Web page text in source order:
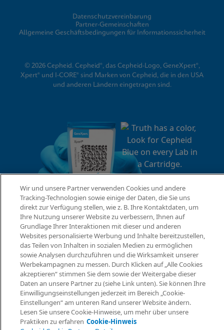
Datenschutzvereinbarung
Partner-Gemeinschaften
Allgemeine Geschäftsbedingungen für Informationssicherheit
© 2026 Cepheid. Cepheid®, das Cepheid-Logo, GeneXpert®,
Xpert® und I-CORE® sind Marken von Cepheid, die in den USA
und anderen Ländern eingetragen sind.
Wir und unsere Partner verwenden Cookies und andere
Tracking-Technologien sowie einige der Daten, die Sie uns
direkt zur Verfügung stellen, wie z. B. Ihre Kontaktdaten, um
Ihre Nutzung unserer Website zu verbessern, Ihnen auf
Grundlage Ihrer Interaktionen mit dieser und anderen
Websites personalisierte Werbung und Inhalte bereitzustellen,
das Teilen von Inhalten in sozialen Medien zu ermöglichen
sowie Analysen durchzuführen und die Wirksamkeit unserer
Werbekampagnen zu messen. Durch Klicken auf „Alle Cookies
akzeptieren“ stimmen Sie dem sowie der Weitergabe dieser
Daten an unsere Partner zu (siehe Link unten). Sie können Ihre
Einwilligungseinstellungen jederzeit im Bereich „Cookie-
Einstellungen“ am unteren Rand unserer Website ändern.
Lesen Sie unsere Cookie-Hinweise, um mehr über unsere
Praktiken zu erfahren Cookie-Hinweis